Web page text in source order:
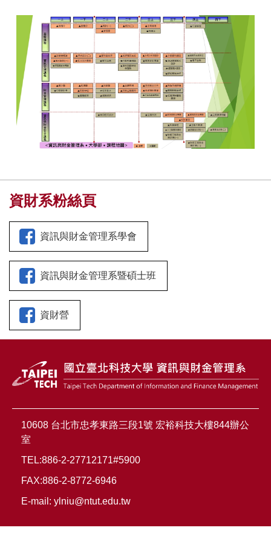
資財系粉絲頁
資訊與財金管理系學會
資訊與財金管理系暨碩士班
資財營
10608 台北市忠孝東路三段1號 宏裕科技大樓844辦公
室
TEL:886-2-27712171#5900
FAX:886-2-8772-6946
E-mail: ylniu@ntut.edu.tw